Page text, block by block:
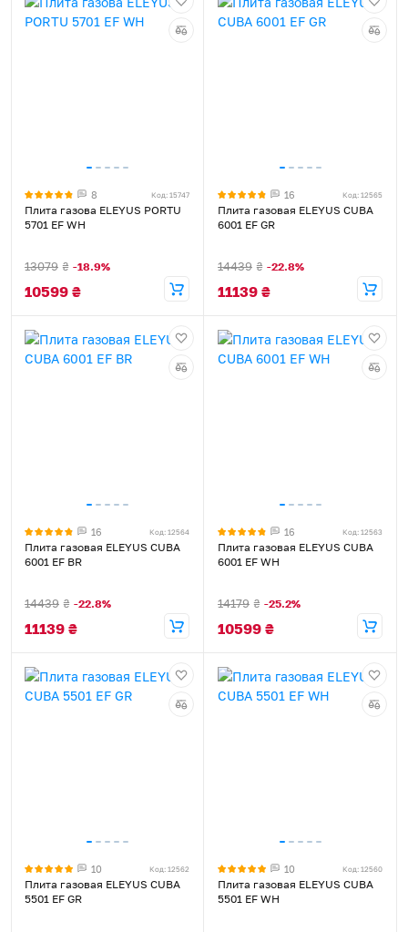
8 Код: 15747
Плита газова ELEYUS PORTU
5701 EF WH
13079 ₴ -18.9%
10599 ₴
16 Код: 12565
Плита газовая ELEYUS CUBA
6001 EF GR
14439 ₴ -22.8%
11139 ₴
16 Код: 12564
Плита газовая ELEYUS CUBA
6001 EF BR
14439 ₴ -22.8%
11139 ₴
16 Код: 12563
Плита газовая ELEYUS CUBA
6001 EF WH
14179 ₴ -25.2%
10599 ₴
10 Код: 12562
Плита газовая ELEYUS CUBA
5501 EF GR
10 Код: 12560
Плита газовая ELEYUS CUBA
5501 EF WH